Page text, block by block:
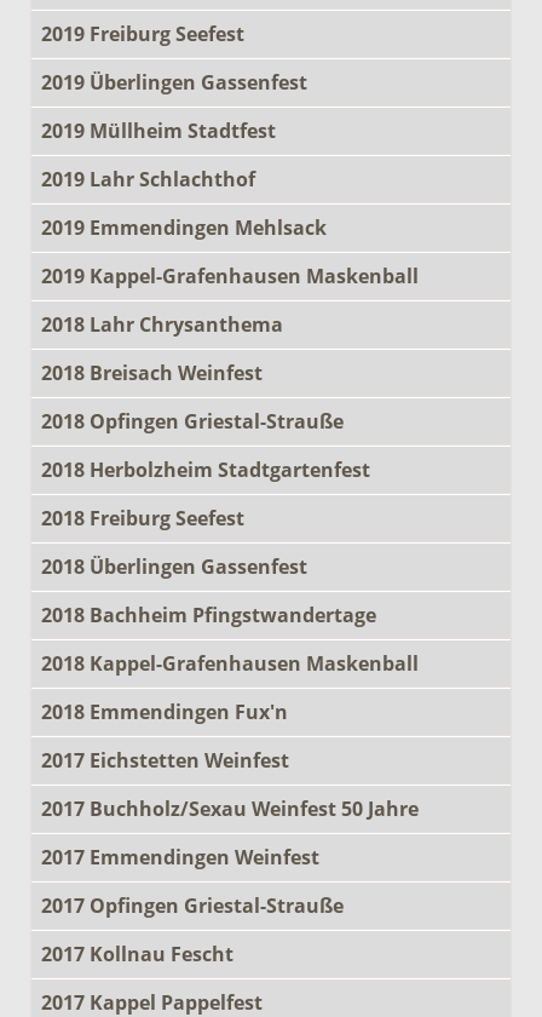
2019 Freiburg Seefest
2019 Überlingen Gassenfest
2019 Müllheim Stadtfest
2019 Lahr Schlachthof
2019 Emmendingen Mehlsack
2019 Kappel-Grafenhausen Maskenball
2018 Lahr Chrysanthema
2018 Breisach Weinfest
2018 Opfingen Griestal-Strauße
2018 Herbolzheim Stadtgartenfest
2018 Freiburg Seefest
2018 Überlingen Gassenfest
2018 Bachheim Pfingstwandertage
2018 Kappel-Grafenhausen Maskenball
2018 Emmendingen Fux'n
2017 Eichstetten Weinfest
2017 Buchholz/Sexau Weinfest 50 Jahre
2017 Emmendingen Weinfest
2017 Opfingen Griestal-Strauße
2017 Kollnau Fescht
2017 Kappel Pappelfest